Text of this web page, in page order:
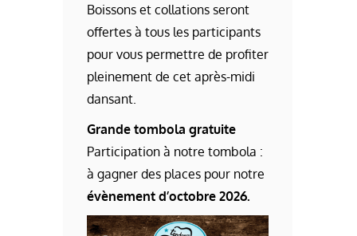
Boissons et collations seront
offertes à tous les participants
pour vous permettre de profiter
pleinement de cet après-midi
dansant.
Grande tombola gratuite
Participation à notre tombola :
à gagner des places pour notre
évènement d’octobre 2026.